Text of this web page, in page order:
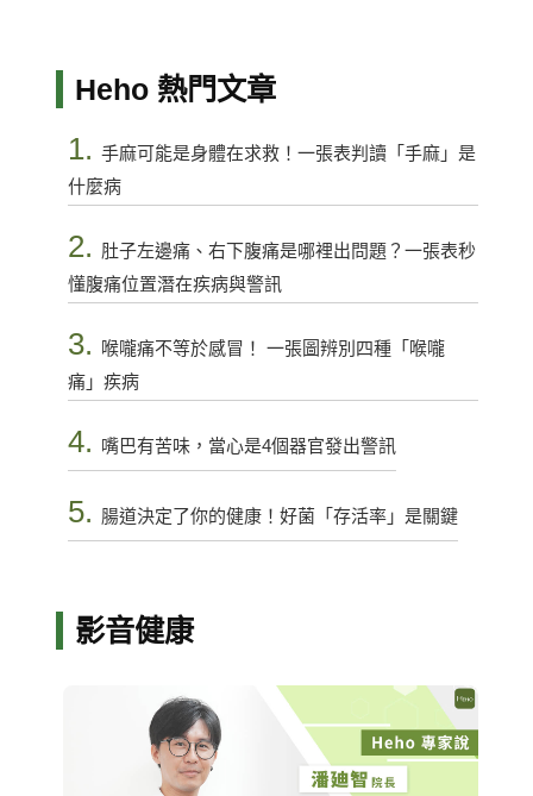
Heho 熱門文章
1. 手麻可能是身體在求救！一張表判讀「手麻」是
什麼病
2. 肚子左邊痛、右下腹痛是哪裡出問題？一張表秒
懂腹痛位置潛在疾病與警訊
3.
喉嚨痛不等於感冒！ 一張圖辨別四種「喉嚨
痛」疾病
4. 嘴巴有苦味，當心是4個器官發出警訊
5. 腸道決定了你的健康！好菌「存活率」是關鍵
影音健康